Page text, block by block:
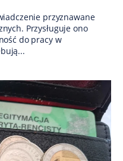
przyznawane
Przysługuje ono
do pracy w